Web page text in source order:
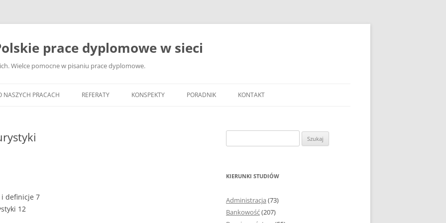
prace dyplomowe w sieci
Wielce pomocne w pisaniu prace dyplomowe.
NASZYCH PRACACH REFERATY KONSPEKTY PORADNIK
JAK ZBIERAĆ I OPRACOWYWAĆ
BIBLIOGRAFICZNYCH
KONTAKT
i definicje 7
12
KIERUNKI STUDIÓW
Administracja (73)
Bankowość(207)